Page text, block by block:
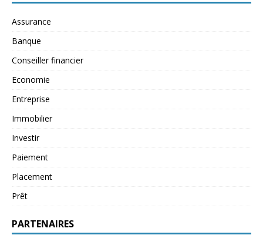
Assurance
Banque
Conseiller financier
Economie
Entreprise
Immobilier
Investir
Paiement
Placement
Prêt
PARTENAIRES